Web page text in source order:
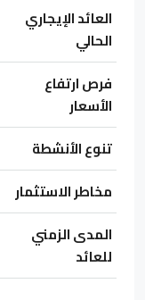
العائد الإيجاري
الحالي
فرص ارتفاع
الأسعار
تنوع الأنشطة
مخاطر الاستثمار
المدى الزمني
للعائد